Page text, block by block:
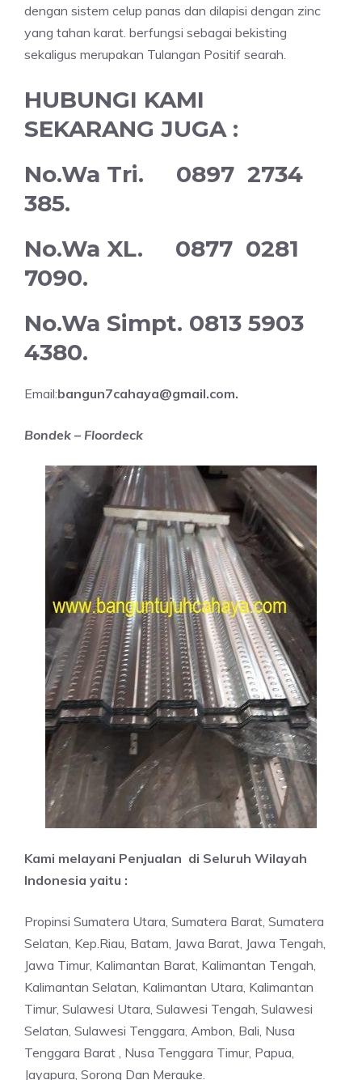
dengan sistem celup panas dan dilapisi dengan zinc
yang tahan karat. berfungsi sebagai bekisting
sekaligus merupakan Tulangan Positif searah.
HUBUNGI KAMI
SEKARANG JUGA :
No.Wa Tri. 0897 2734
385.
No.Wa XL. 0877 0281
7090.
No.Wa Simpt. 0813 5903
4380.
Email:bangun7cahaya@gmail.com.
Bondek – Floordeck
Kami melayani Penjualan di Seluruh Wilayah
Indonesia yaitu :
Propinsi Sumatera Utara, Sumatera Barat, Sumatera
Selatan, Kep.Riau, Batam, Jawa Barat, Jawa Tengah,
Jawa Timur, Kalimantan Barat, Kalimantan Tengah,
Kalimantan Selatan, Kalimantan Utara, Kalimantan
Timur, Sulawesi Utara, Sulawesi Tengah, Sulawesi
Selatan, Sulawesi Tenggara, Ambon, Bali, Nusa
Tenggara Barat , Nusa Tenggara Timur, Papua,
Jayapura, Sorong Dan Merauke.